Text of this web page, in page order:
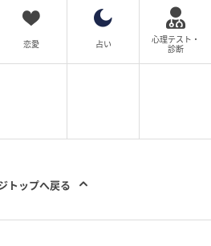
を3個掛け合わせたり、2個掛
しなくてもよいのです。結局
て計算できる
ということにな
形をしている割り算は、
が出てくるのです。
恋愛 占い
心理テスト・
診断
トップへ戻る